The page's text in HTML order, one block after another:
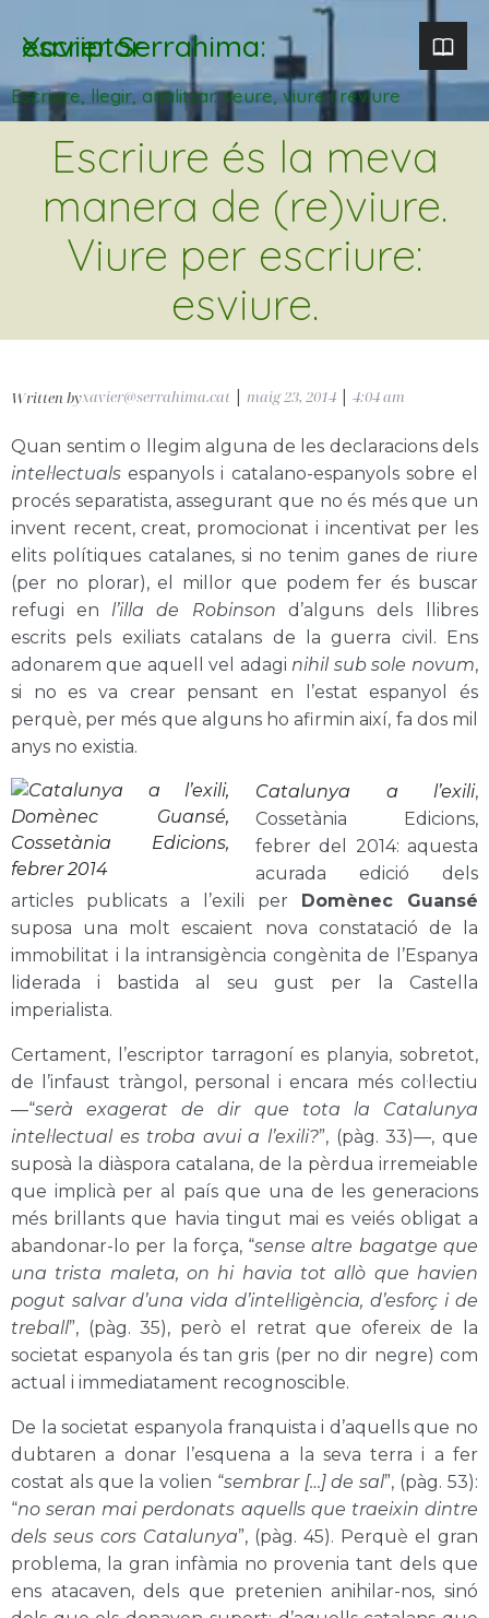
Xavier Serrahima: escriptor
Escriure, llegir, analitzar. veure, viure i reviure
Escriure és la meva
manera de (re)viure.
Viure per escriure:
esviure.
Written byxavier@serrahima.cat maig 23, 2014 4:04 am
Quan sentim o llegim alguna de les declaracions dels
intel·lectuals espanyols i catalano-espanyols sobre el
procés separatista, assegurant que no és més que un
invent recent, creat, promocionat i incentivat per les
elits polítiques catalanes, si no tenim ganes de riure
(per no plorar), el millor que podem fer és buscar
refugi en l’illa de Robinson d’alguns dels llibres
escrits pels exiliats catalans de la guerra civil. Ens
adonarem que aquell vel adagi nihil sub sole novum,
si no es va crear pensant en l’estat espanyol és
perquè, per més que alguns ho afirmin així, fa dos mil
anys no existia.
Catalunya a l’exili,
Cossetània Edicions,
febrer del 2014: aquesta
acurada edició dels
articles publicats a l’exili per Domènec Guansé
suposa una molt escaient nova constatació de la
immobilitat i la intransigència congènita de l’Espanya
liderada i bastida al seu gust per la Castella
imperialista.
Certament, l’escriptor tarragoní es planyia, sobretot,
de l’infaust tràngol, personal i encara més col·lectiu
—“serà exagerat de dir que tota la Catalunya
intel·lectual es troba avui a l’exili?”, (pàg. 33)—, que
suposà la diàspora catalana, de la pèrdua irremeiable
que implicà per al país que una de les generacions
més brillants que havia tingut mai es veiés obligat a
abandonar-lo per la força, “sense altre bagatge que
una trista maleta, on hi havia tot allò que havien
pogut salvar d’una vida d’intel·ligència, d’esforç i de
treball”, (pàg. 35), però el retrat que ofereix de la
societat espanyola és tan gris (per no dir negre) com
actual i immediatament recognoscible.
De la societat espanyola franquista i d’aquells que no
dubtaren a donar l’esquena a la seva terra i a fer
costat als que la volien “sembrar […] de sal”, (pàg. 53):
“no seran mai perdonats aquells que traeixin dintre
dels seus cors Catalunya”, (pàg. 45). Perquè el gran
problema, la gran infàmia no provenia tant dels que
ens atacaven, dels que pretenien anihilar-nos, sinó